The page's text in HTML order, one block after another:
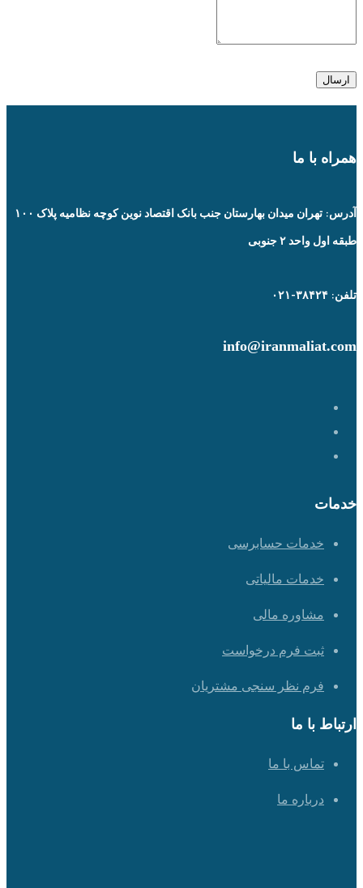
همراه با ما
آدرس: تهران میدان بهارستان جنب بانک اقتصاد نوین کوچه نظامیه پلاک ۱۰۰
طبقه اول واحد ۲ جنوبی
تلفن: ۳۸۴۲۴-۰۲۱
info@iranmaliat.com
خدمات
خدمات حسابرسی
خدمات مالیاتی
مشاوره مالی
ثبت فرم درخواست
فرم نظر سنجی مشتریان
ارتباط با ما
تماس با ما
درباره ما